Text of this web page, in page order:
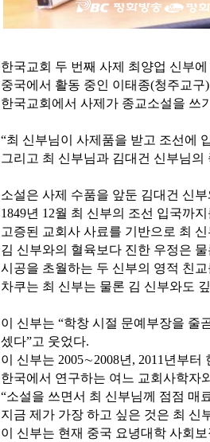
한국교회 두 번째 사제 최양업 신부
중국에서 활동 중인 이태종(청주교
한국교회에서 사제가 종교소설을 쓰
“최 신부님이 사제품을 받고 조선에
그리고 최 신부님과 김대건 신부님
소설은 사제 수품을 앞둔 김대건 신
1849년 12월 최 신부의 조선 입국까
고증된 교회사 사료를 기반으로 최
김 신부와의 혈육보다 진한 우정은 물
시공을 초월하는 두 신부의 영적 친
차쿠는 최 신부는 물론 김 신부와도
이 신부는 “학창 시절 문예부장을 줄
셌다”고 웃었다.
이 신부는 2005∼2008년, 2011년부
한국에서 연구하는 여느 교회사학자
“소설을 쓰면서 최 신부님께 점점 매
지금 제가 가장 하고 싶은 것은 최 신
이 신부는 현재 중국 요녕대학 사회